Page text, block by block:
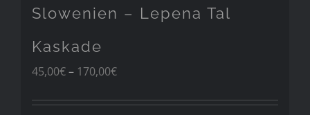
Slowenien – Lepena Tal
Kaskade
45,00€– 170,00€Preisspanne:
bis